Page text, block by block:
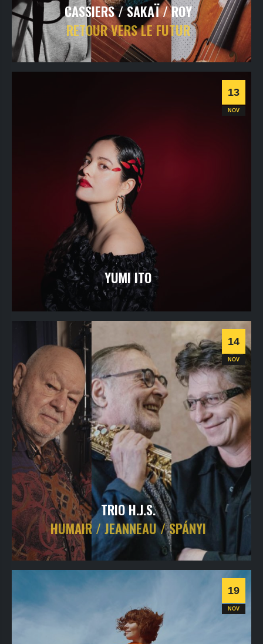
CASSIERS / SAKAÏ / ROY
RETOUR VERS LE FUTUR
jeudi12nov2026- 20h30- Le Triton
13
NOV
YUMI ITO
vendredi 2026 - 20h30
Informations Billetterie
Jazz
14
NOV
TRIO H.J.S.
HUMAIR / JEANNEAU / SPÁNYI
samedi14 nov2026 - Le Triton
Informations
Jazz
19
NOV